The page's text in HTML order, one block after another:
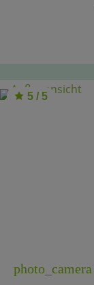
5 / 5
photo_camera